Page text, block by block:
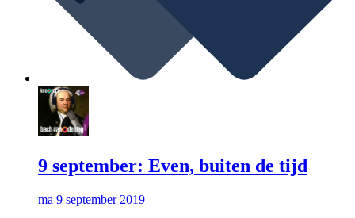
9 september: Even, buiten de tijd
ma 9 september 2019